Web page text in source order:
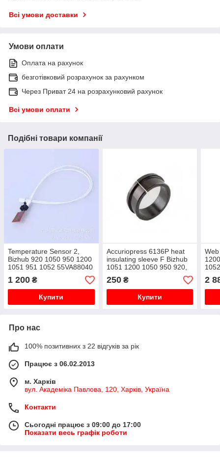
Всі умови доставки
Умови оплати
Оплата на рахунок
безготівковий розрахунок за рахунком
Через Приват 24 на розрахунковий рахунок
Всі умови оплати
Подібні товари компанії
Temperature Sensor 2,
Bizhub 920 1050 950 1200
1051 951 1052 55VA88040
4014-2300-01, 55VA88041
1 200 ₴
Купити
Accuriopress 6136P heat
insulating sleeve F Bizhub
1051 1200 1050 950 920,
26AA53150, 4014-3005-01
250₴
Купити
2
Про нас
100% позитивних з 22 відгуків за рік
Працює з 06.02.2013
м. Харків
вул. Академіка Павлова, 120, Харків, Україна
Контакти
Сьогодні працює з 09:00 до 17:00
Показати весь графік роботи